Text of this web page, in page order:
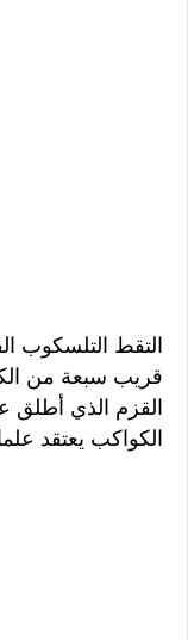
التقط التلسكوب
قريب سبعة من
القزم الذي أطلق
الكواكب يعتقد